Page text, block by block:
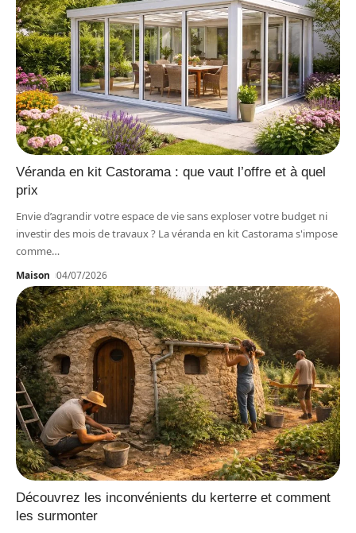
Véranda en kit Castorama : que vaut l’offre et à quel
prix
Envie d’agrandir votre espace de vie sans exploser votre budget ni
investir des mois de travaux ? La véranda en kit Castorama s'impose
comme…
Maison 04/07/2026
Découvrez les inconvénients du kerterre et comment
les surmonter